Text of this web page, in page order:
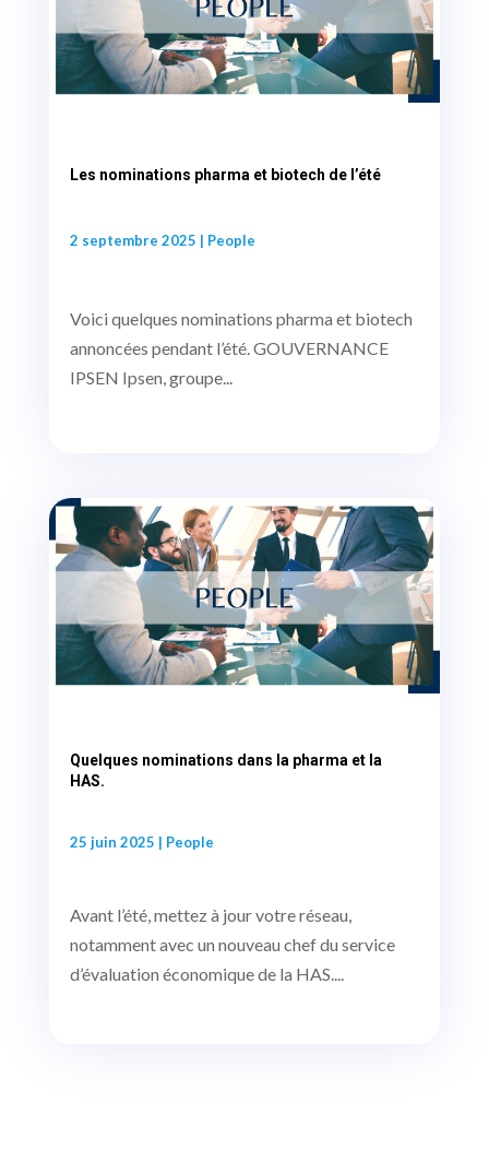
Les nominations pharma et biotech de l’été
2 septembre 2025 | People
Voici quelques nominations pharma et biotech
annoncées pendant l’été. GOUVERNANCE
IPSEN Ipsen, groupe...
Quelques nominations dans la pharma et la
HAS.
25 juin 2025 | People
Avant l’été, mettez à jour votre réseau,
notamment avec un nouveau chef du service
d’évaluation économique de la HAS....